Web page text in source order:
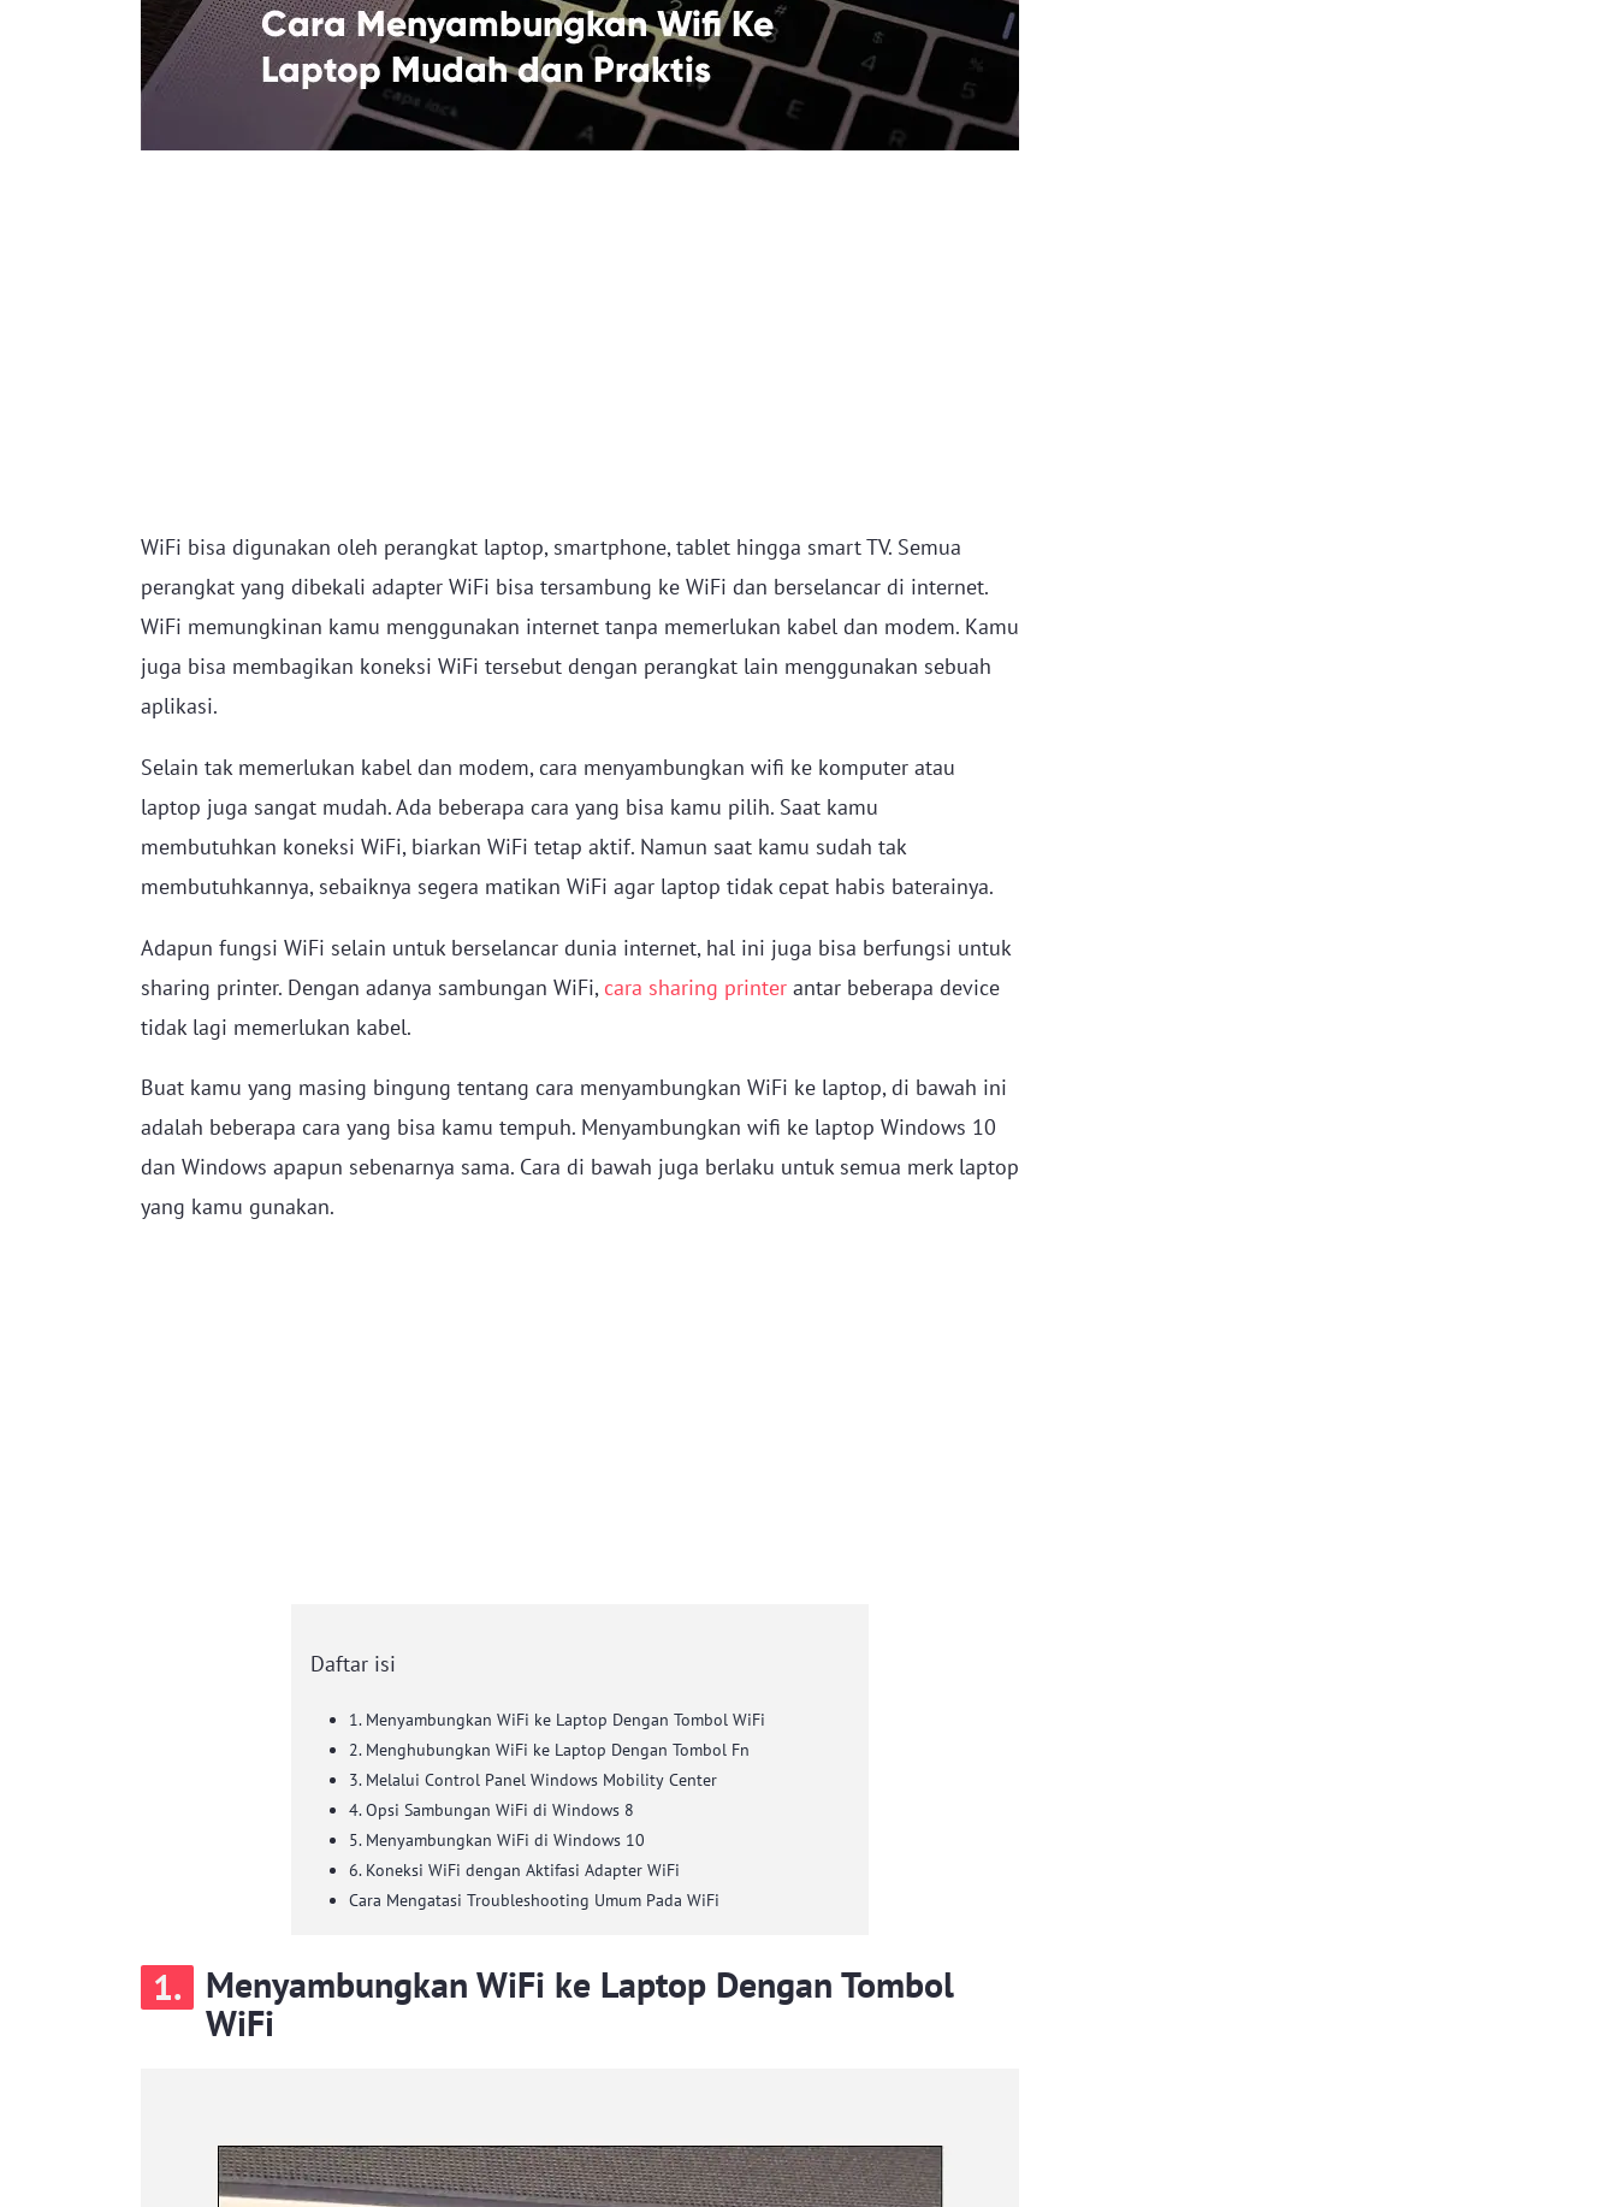
WiFi bisa digunakan oleh perangkat laptop, smartphone, tablet hingga smart TV. Semua
perangkat yang dibekali adapter WiFi bisa tersambung ke WiFi dan berselancar di internet.
WiFi memungkinan kamu menggunakan internet tanpa memerlukan kabel dan modem. Kamu
juga bisa membagikan koneksi WiFi tersebut dengan perangkat lain menggunakan sebuah
aplikasi.
Selain tak memerlukan kabel dan modem, cara menyambungkan wifi ke komputer atau
laptop juga sangat mudah. Ada beberapa cara yang bisa kamu pilih. Saat kamu
membutuhkan koneksi WiFi, biarkan WiFi tetap aktif. Namun saat kamu sudah tak
membutuhkannya, sebaiknya segera matikan WiFi agar laptop tidak cepat habis baterainya.
Adapun fungsi WiFi selain untuk berselancar dunia internet, hal ini juga bisa berfungsi untuk
sharing printer. Dengan adanya sambungan WiFi, cara sharing printerantar beberapa device
tidak lagi memerlukan kabel.
Buat kamu yang masing bingung tentang cara menyambungkan WiFi ke laptop, di bawah ini
adalah beberapa cara yang bisa kamu tempuh. Menyambungkan wifi ke laptop Windows 10
dan Windows apapun sebenarnya sama. Cara di bawah juga berlaku untuk semua merk laptop
yang kamu gunakan.
Daftar isi
1. Menyambungkan WiFi ke Laptop Dengan Tombol WiFi
2. Menghubungkan WiFi ke Laptop Dengan Tombol Fn
3. Melalui Control Panel Windows Mobility Center
4. Opsi Sambungan WiFi di Windows 8
5. Menyambungkan WiFi di Windows 10
6. Koneksi WiFi dengan Aktifasi Adapter WiFi
Cara Mengatasi Troubleshooting Umum Pada WiFi
1. Menyambungkan WiFi ke Laptop Dengan Tombol
WiFi